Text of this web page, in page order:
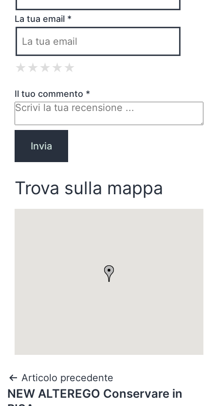
La tua email *
★
★ ★
★ ★ ★
★ ★ ★ ★
★ ★ ★ ★ ★
Il tuo commento *
Trova sulla mappa
Articolo precedente
NEW ALTEREGO Conservare in